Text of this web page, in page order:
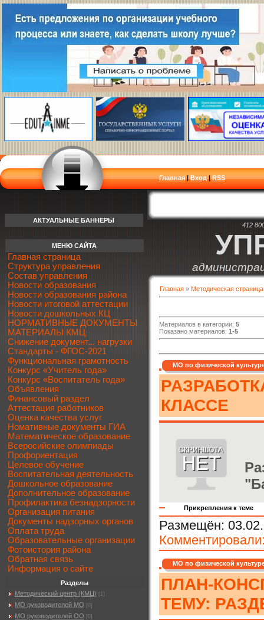
Главная |Вход|RSS
412
АКТУАЛЬНЫЕ БАННЕРЫ
Главная » Методическая страница
Материалов в категории: 5
Показано материалов: 1-5
МО по физической
КЛАССЕ
Прикрепления к теме
Размещён:
МО по физической
ПЛАН-
ТЕМУ:
МЕНЮ САЙТА
Главная страница
Структура управления
Состав управления
Новости образования
Новости образования района
Новости итоговой аттестации
Новости дошкольных КЦ
НОРМАТИВНЫЕ ДОКУМЕНТЫ
МАТЕРИАЛЫ КМЦ
Снижение документ... нагрузки
Стандарты - ФГОС-2021
Функциональная грамотность
Конкурс «Учитель года»
Конкурс «Воспитатель года»
Объявления
Финансовый раздел
Аттестация работников
Оценка качества услуг
Номативные документы ГИА
Математическое образование
Всеросийские олимпиады
Профориентация
Целевое обучение
Воспитательная деятельность
Дошкольное образование
Дополнительное образование
Профилактика безнадзорности
Организация питания
Документы надзорных органов
Оплата труда
Образовательные организации
Фотоистория района
Обратная связь
Информация о сайте
Разделы
Методический центр (КМЦ)
[1]
МО руководителей МО [0]
МО руководителей ОО [0]